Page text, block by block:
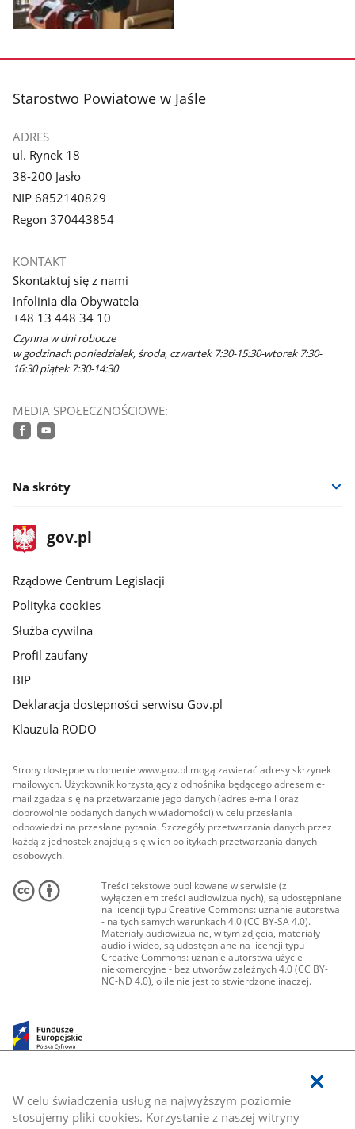
W celu świadczenia usług na najwyższym poziomie
stosujemy pliki cookies. Korzystanie z naszej witryny
galerii.
stopka
Starostwo Powiatowe w Jaśle
ADRES
ul. Rynek 18
38-200 Jasło
NIP 6852140829
Regon 370443854
KONTAKT
Skontaktuj się z nami
Infolinia dla Obywatela
+48 13 448 34 10
Czynna w dni robocze
w godzinach poniedziałek, środa, czwartek 7:30-15:30-wtorek 7:30-
16:30 piątek 7:30-14:30
MEDIA SPOŁECZNOŚCIOWE:
Na skróty
stopka
gov.plStrona
gov.pl
Rządowe Centrum Legislacji
Polityka cookies
Służba cywilna
Profil zaufany
BIP
Deklaracja dostępności serwisu Gov.pl
Klauzula RODO
Strony dostępne w domenie www.gov.pl mogą zawierać adresy skrzynek
mailowych. Użytkownik korzystający z odnośnika będącego adresem e-
mail zgadza się na przetwarzanie jego danych (adres e-mail oraz
dobrowolnie podanych danych w wiadomości) w celu przesłania
odpowiedzi na przesłane pytania. Szczegóły przetwarzania danych przez
każdą z jednostek znajdują się w ich politykach przetwarzania danych
osobowych.
Treści tekstowe publikowane w serwisie (z
wyłączeniem treści audiowizualnych), są udostępniane
na licencji typu Creative Commons: uznanie autorstwa
- na tych samych warunkach 4.0 (CC BY-SA 4.0).
Materiały audiowizualne, w tym zdjęcia, materiały
audio i wideo, są udostępniane na licencji typu
Creative Commons: uznanie autorstwa użycie
niekomercyjne - bez utworów zależnych 4.0 (CC BY-
NC-ND 4.0), o ile nie jest to stwierdzone inaczej.